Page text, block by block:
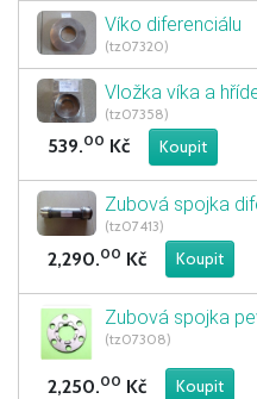
Víko diferenciálu
(tz07320)
Vložka víka a
(tz07358)
539.00 Kč
Zubová spojka
(tz07413)
2,290.00 Kč
Zubová spojka
(tz07308)
2,250.00 Kč